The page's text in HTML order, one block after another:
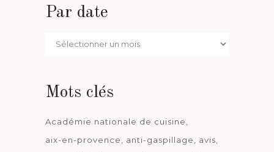
Par date
Par
Mots clés
Académie nationale de cuisine
aix-en-provence
anti-gaspillage
avis